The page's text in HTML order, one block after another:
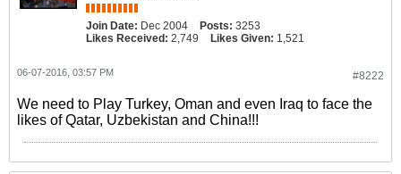
Join Date: Dec 2004 Posts: 3253
Likes Received: 2,749 Likes Given: 1,521
#8222
06-07-2016, 03:57 PM
We need to Play Turkey, Oman and even Iraq to face the
likes of Qatar, Uzbekistan and China!!!